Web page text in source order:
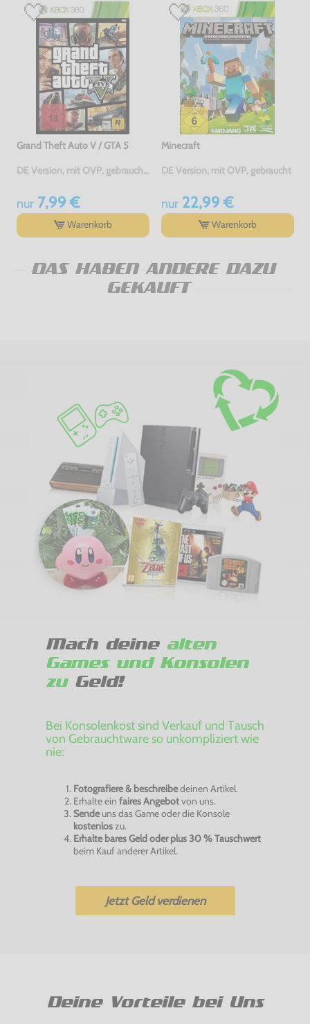
Grand Theft Auto V / GTA 5
DE Version, mit OVP, gebraucht, USK18
nur7,99 €
Warenkorb
Minecraft
DE Version, mit OVP, gebraucht
nur22,99 €
Warenkorb
DAS HABEN ANDERE DAZU
GEKAUFT
Mach deine alten
Games und Konsolen
zuGeld!
Bei Konsolenkost sind Verkauf und Tausch
von Gebrauchtware so unkompliziert wie
nie:
Fotografiere & beschreibedeinen Artikel.
Erhalte ein faires Angebotvon uns.
Sendeuns das Game oder die Konsole
kostenloszu.
Erhalte bares Geld oder plus 30 % Tauschwert
beim Kauf anderer Artikel.
Jetzt Geld verdienen
Deine Vorteile bei Uns